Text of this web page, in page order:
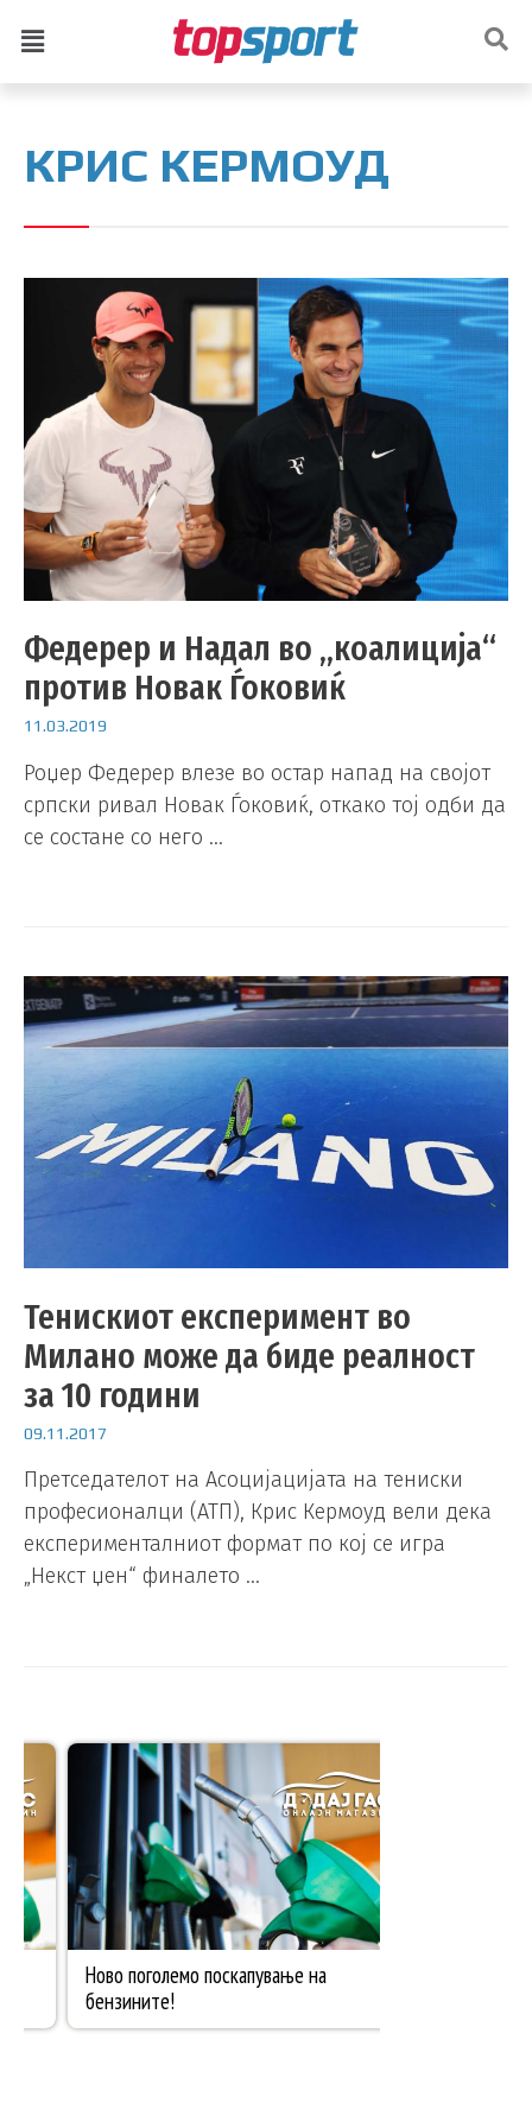
КРИС КЕРМОУД
Федерер и Надал во „коалиција“
против Новак Ѓоковиќ
11.03.2019
Роџер Федерер влезе во остар напад на својот
српски ривал Новак Ѓоковиќ, откако тој одби да
се состане со него …
Тенискиот експеримент во
Милано може да биде реалност
за 10 години
09.11.2017
Претседателот на Асоцијацијата на тениски
професионалци (АТП), Крис Кермоуд вели дека
експерименталниот формат по кој се игра
„Некст џен“ финалето …